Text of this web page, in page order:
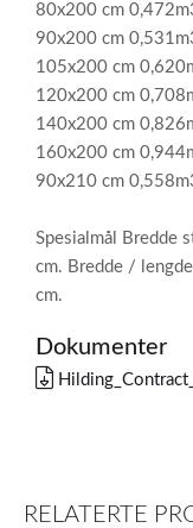
80x200 cm
90x200 cm
105x200 cm
120x200 cm
140x200 cm
160x200 cm
90x210 cm
Spesialmål Bredde
cm. Bredde /
cm.
Dokumenter
RELATERTE